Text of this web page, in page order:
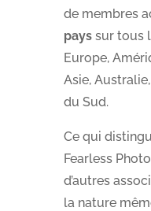
de membres
payssur tous
Europe,
Asie,
du Sud.
Ce qui
Fearless
d’autres
la nature